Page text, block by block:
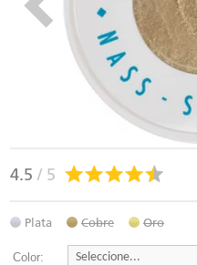
4.5 / 5
Plata Cobre Oro
Color: